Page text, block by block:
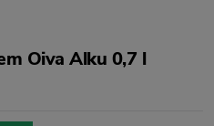
Oiva Alku 0,7 l